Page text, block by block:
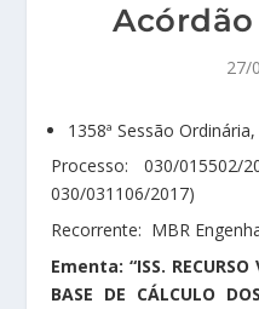
Acórdão
27/
1358ª Sessão
Processo: 030/
030/031106/2017)
Recorrente: MBR
Ementa: “ISS.
BASE DE CÁLCULO